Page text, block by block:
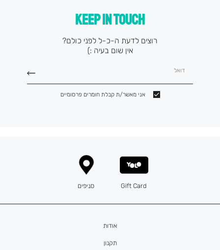
KEEP IN TOUCH
רוצים לדעת ה-כ-ל לפני כולם?
אין שום בעיה :)
דואל
אני מאשר/ת קבלת חומרים פרסומיים
אודות
תקנון
Gift Card סניפים